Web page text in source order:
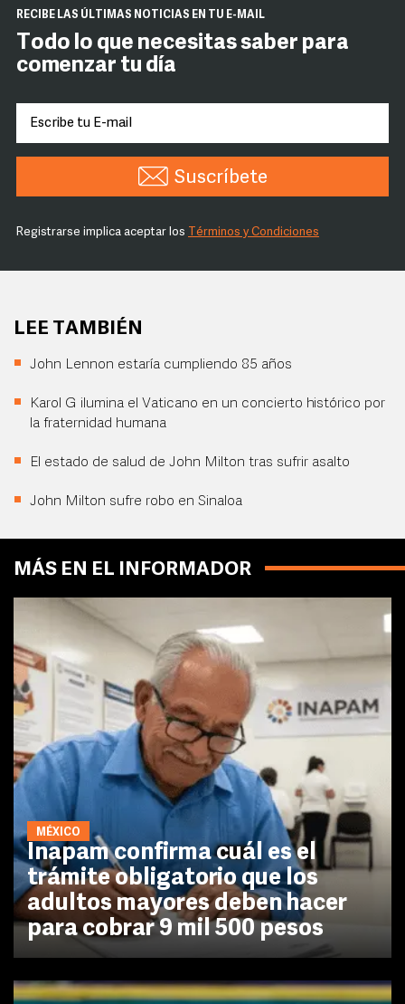
RECIBE LAS ÚLTIMAS NOTICIAS EN TU E-MAIL
Todo lo que necesitas saber para
comenzar tu día
Suscríbete
Registrarse implica aceptar los Términos y Condiciones
LEE TAMBIÉN
John Lennon estaría cumpliendo 85 años
Karol G ilumina el Vaticano en un concierto histórico por
la fraternidad humana
El estado de salud de John Milton tras sufrir asalto
John Milton sufre robo en Sinaloa
MÁS EN EL INFORMADOR
MÉXICO
Inapam confirma cuál es el
trámite obligatorio que los
adultos mayores deben hacer
para cobrar 9 mil 500 pesos